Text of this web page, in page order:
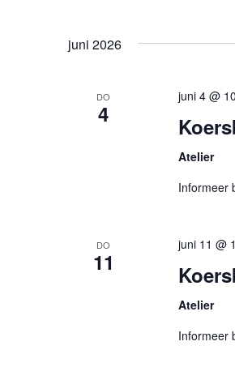
juni 2026
DO
4
juni 4 @
Atelier
Informeer
DO
11
juni 11 @
Atelier
Informeer